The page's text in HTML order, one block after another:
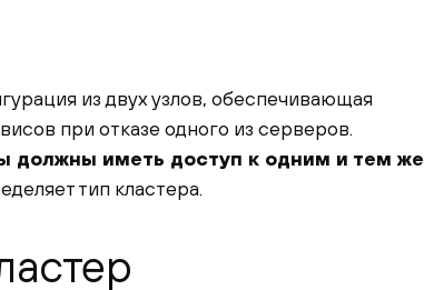
из двух узлов, обеспечивающая
при отказе одного из серверов.
должны иметь доступ к одним и тем же
тип кластера.